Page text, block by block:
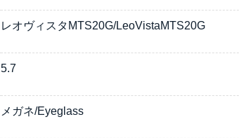
レオヴィスタMTS20G/LeoVistaMTS20G
5.7
メガネ/Eyeglass